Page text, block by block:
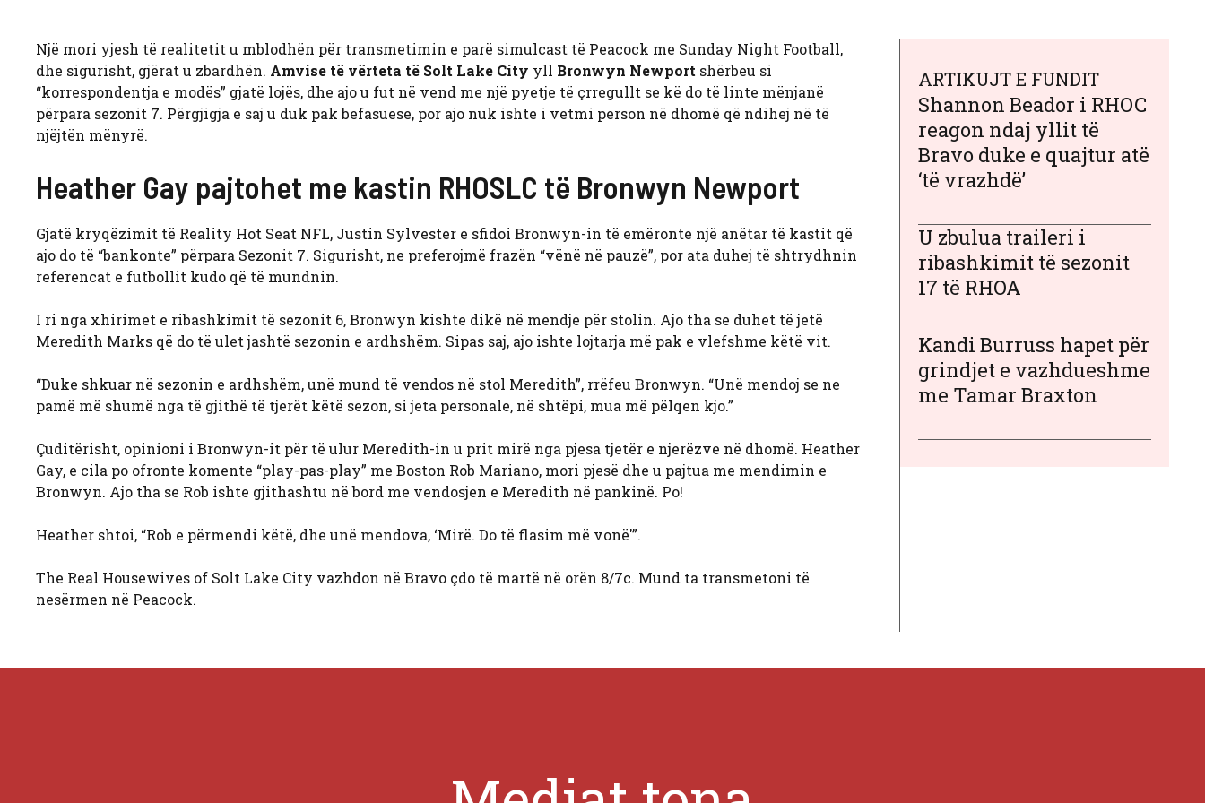
Një mori yjesh të realitetit u mblodhën për transmetimin e parë simulcast të Peacock me Sunday Night Football,
dhe sigurisht, gjërat u zbardhën. Amvise të vërteta të Solt Lake City yll Bronwyn Newport shërbeu si
“korrespondentja e modës” gjatë lojës, dhe ajo u fut në vend me një pyetje të çrregullt se kë do të linte mënjanë
përpara sezonit 7. Përgjigja e saj u duk pak befasuese, por ajo nuk ishte i vetmi person në dhomë që ndihej në të
njëjtën mënyrë.
Heather Gay pajtohet me kastin RHOSLC të Bronwyn Newport
Gjatë kryqëzimit të Reality Hot Seat NFL, Justin Sylvester e sfidoi Bronwyn-in të emëronte një anëtar të kastit që
ajo do të “bankonte” përpara Sezonit 7. Sigurisht, ne preferojmë frazën “vënë në pauzë”, por ata duhej të shtrydhnin
referencat e futbollit kudo që të mundnin.
I ri nga xhirimet e ribashkimit të sezonit 6, Bronwyn kishte dikë në mendje për stolin. Ajo tha se duhet të jetë
Meredith Marks që do të ulet jashtë sezonin e ardhshëm. Sipas saj, ajo ishte lojtarja më pak e vlefshme këtë vit.
“Duke shkuar në sezonin e ardhshëm, unë mund të vendos në stol Meredith”, rrëfeu Bronwyn. “Unë mendoj se ne
pamë më shumë nga të gjithë të tjerët këtë sezon, si jeta personale, në shtëpi, mua më pëlqen kjo.”
Çuditërisht, opinioni i Bronwyn-it për të ulur Meredith-in u prit mirë nga pjesa tjetër e njerëzve në dhomë. Heather
Gay, e cila po ofronte komente “play-pas-play” me Boston Rob Mariano, mori pjesë dhe u pajtua me mendimin e
Bronwyn. Ajo tha se Rob ishte gjithashtu në bord me vendosjen e Meredith në pankinë. Po!
Heather shtoi, “Rob e përmendi këtë, dhe unë mendova, ‘Mirë. Do të flasim më vonë'”.
The Real Housewives of Solt Lake City vazhdon në Bravo çdo të martë në orën 8/7c. Mund ta transmetoni të
nesërmen në Peacock.
ARTIKUJT E FUNDIT
Shannon Beador i RHOC
reagon ndaj yllit të
Bravo duke e quajtur atë
‘të vrazhdë’
U zbulua traileri i
ribashkimit të sezonit
17 të RHOA
Kandi Burruss hapet për
grindjet e vazhdueshme
me Tamar Braxton